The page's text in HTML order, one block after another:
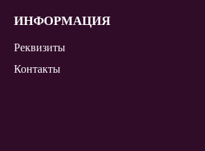
ИНФОРМАЦИЯ
Реквизиты
Контакты